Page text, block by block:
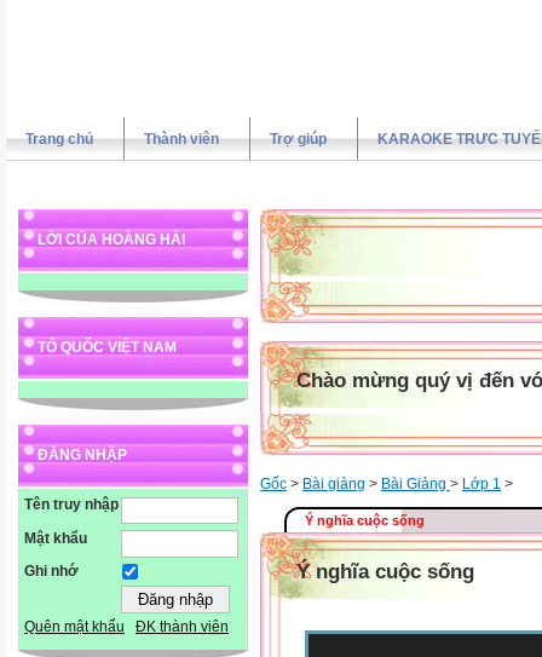
Trang chủ Thành viên Trợ giúp KARAOKE TRƯC
LỜI CỦA HOÀNG HẢI
TỔ QUỐC VIỆT NAM
ĐĂNG NHẬP
Tên truy nhập
Mật khẩu
Ghi nhớ
Quên mật khẩu ĐK thành viên
Chào mừng quý vị đến
Gốc > Bài giảng > Bài Giảng > Lớp 1 >
Ý nghĩa cuộc sống
Ý nghĩa cuộc sống